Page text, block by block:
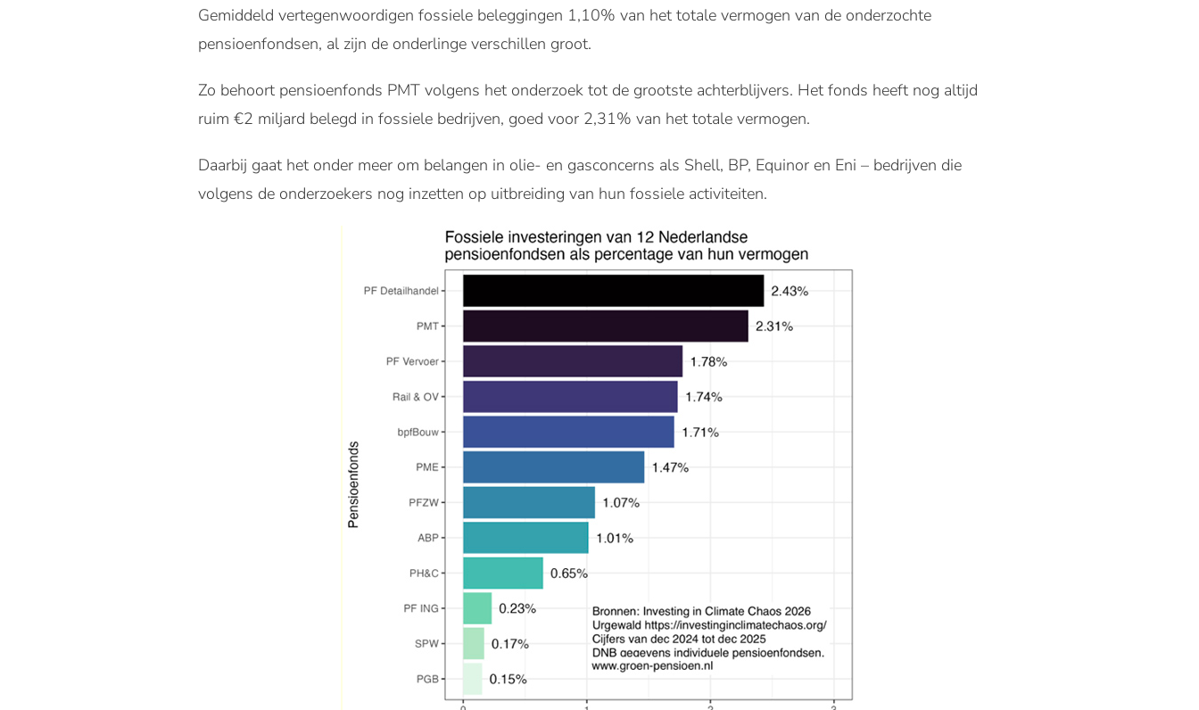
Gemiddeld vertegenwoordigen fossiele beleggingen 1,10% van het totale vermogen van de onderzochte
pensioenfondsen, al zijn de onderlinge verschillen groot.
Zo behoort pensioenfonds PMT volgens het onderzoek tot de grootste achterblijvers. Het fonds heeft nog altijd
ruim €2 miljard belegd in fossiele bedrijven, goed voor 2,31% van het totale vermogen.
Daarbij gaat het onder meer om belangen in olie- en gasconcerns als Shell, BP, Equinor en Eni – bedrijven die
volgens de onderzoekers nog inzetten op uitbreiding van hun fossiele activiteiten.